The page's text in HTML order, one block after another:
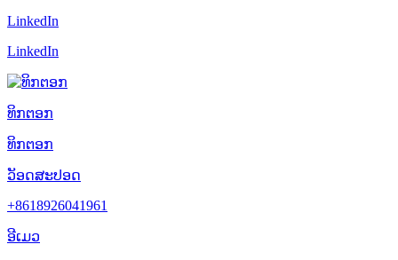
LinkedIn
LinkedIn
ທິກຕອກ
ທິກຕອກ
ວັອດສະປອດ
+8618926041961
ອີເມວ